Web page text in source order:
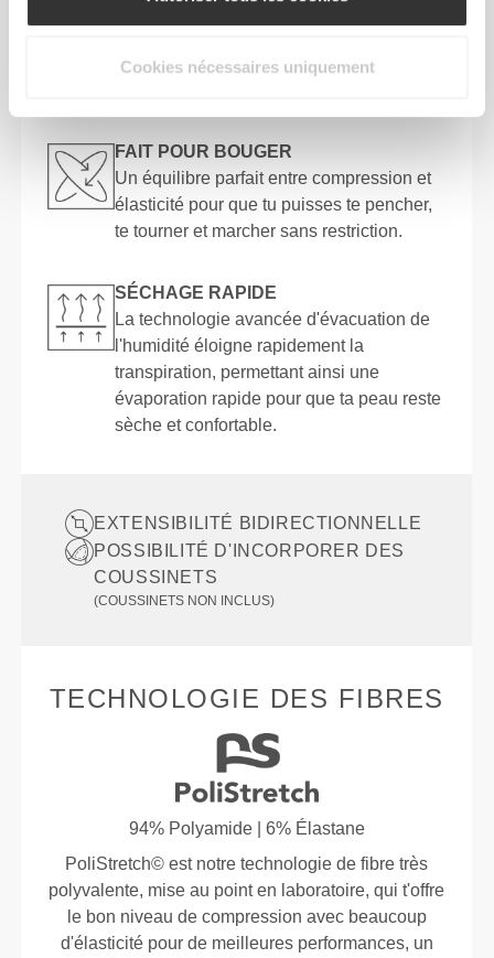
Cookies nécessaires uniquement
réglables pour un ajustement plus
FAIT POUR BOUGER
Un équilibre parfait entre compression et
élasticité pour que tu puisses te pencher,
te tourner et marcher sans restriction.
SÉCHAGE RAPIDE
La technologie avancée d'évacuation de
l'humidité éloigne rapidement la
transpiration, permettant ainsi une
évaporation rapide pour que ta peau reste
sèche et confortable.
EXTENSIBILITÉ BIDIRECTIONNELLE
POSSIBILITÉ D'INCORPORER DES
COUSSINETS
(COUSSINETS NON INCLUS)
TECHNOLOGIE DES FIBRES
94% Polyamide | 6% Élastane
PoliStretch© est notre technologie de fibre très
polyvalente, mise au point en laboratoire, qui t'offre
le bon niveau de compression avec beaucoup
d'élasticité pour de meilleures performances, un